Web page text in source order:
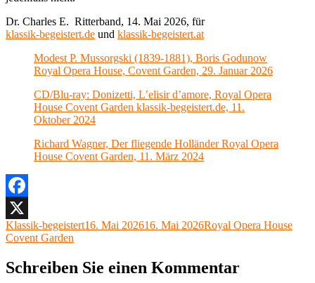
Dr. Charles E. Ritterband, 14. Mai 2026, für
klassik-begeistert.de und klassik-begeistert.at
Modest P. Mussorgski (1839-1881), Boris Godunow
Royal Opera House, Covent Garden, 29. Januar 2026
CD/Blu-ray: Donizetti, L’elisir d’amore, Royal Opera
House Covent Garden klassik-begeistert.de, 11.
Oktober 2024
Richard Wagner, Der fliegende Holländer Royal Opera
House Covent Garden, 11. März 2024
Facebook
X
Autor
Klassik-begeistertVeröffentlicht
16. Mai 202616. Mai 2026Kategorien
Royal Opera House
Covent Garden
Schreiben Sie einen Kommentar